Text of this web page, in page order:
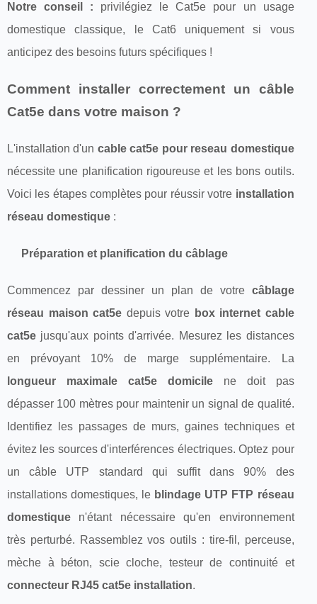
Notre conseil : privilégiez le Cat5e pour un usage
domestique classique, le Cat6 uniquement si vous
anticipez des besoins futurs spécifiques !
Comment installer correctement un câble
Cat5e dans votre maison ?
L'installation d'un cable cat5e pour reseau domestique
nécessite une planification rigoureuse et les bons outils.
Voici les étapes complètes pour réussir votre installation
réseau domestique :
Préparation et planification du câblage
Commencez par dessiner un plan de votre câblage
réseau maison cat5e depuis votre box internet cable
cat5e jusqu'aux points d'arrivée. Mesurez les distances
en prévoyant 10% de marge supplémentaire. La
longueur maximale cat5e domicilene doit pas
dépasser 100 mètres pour maintenir un signal de qualité.
Identifiez les passages de murs, gaines techniques et
évitez les sources d'interférences électriques. Optez pour
un câble UTP standard qui suffit dans 90% des
installations domestiques, le blindage UTP FTP réseau
domestique n'étant nécessaire qu'en environnement
très perturbé. Rassemblez vos outils : tire-fil, perceuse,
mèche à béton, scie cloche, testeur de continuité et
connecteur RJ45 cat5e installation.